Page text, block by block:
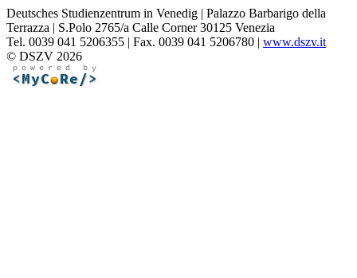
Deutsches Studienzentrum in Venedig | Palazzo Barbarigo della
Terrazza | S.Polo 2765/a Calle Corner 30125 Venezia
Tel. 0039 041 5206355 | Fax. 0039 041 5206780 | www.dszv.it
© DSZV 2026